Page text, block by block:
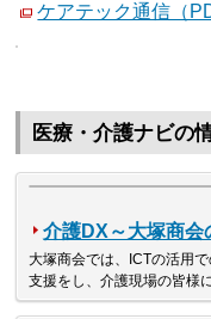
ケアテック通信（
医療・介護ナビの
介護DX～大塚商会
大塚商会では、ICTの活用
支援をし、介護現場の皆様